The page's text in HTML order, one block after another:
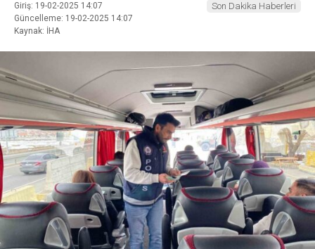
Giriş: 19-02-2025 14:07
Güncelleme: 19-02-2025 14:07
Kaynak: İHA
Son Dakika Haberleri